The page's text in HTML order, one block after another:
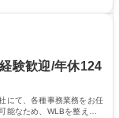
上記いずれかの部門
年平均16日取得
ロジェクト：駐車場
た広告「ブライトサ
動を積極的に行って
験歓迎/年休124
にて、各種事務業務をお任
能なため、WLBを整えた